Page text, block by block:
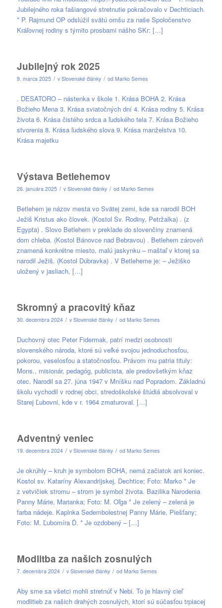
Jubilejného roka fašiangové stretnutie pokračovalo v Dechticiach.
* P. Rajmund OP odslúžil svätú omšu za naše Spoločenstvo
Kráľovnej rodiny s týmito prosbami nášho SKr: […]
Jubilejný rok 2025
9. marca 2025 / v Slovenské články / od Marko Semes
. DESATORO – nástenka v škole 1. Krása BOHA 2. Krása
Božieho Mena 3. Krása sviatočných dní 4. Krása rodiny 5. Krása
života 6. Krása čistého srdca a ľudského tela 7. Krása Božieho
stvorenia 8. Krása ľudského slova 9. Krása manželstva 10.
Krása majetku
Výstava Betlehemov
26. januára 2025 / v Slovenské články / od Marko Semes
Betlehem je názov mesta vo Svätej zemi, kde sa narodil BOH
Ježiš Kristus ako človek. (Kostol Sv. Rodiny, Petržalka) . (z
Egypta) . Slovo Betlehem v preklade do slovenčiny znamená
dom chleba. (Kostol Bánovce nad Bebravou) . Betlehem zároveň
znamená konkrétne miesto, malú jaskynku – maštaľ v ktorej sa
narodil Ježiš. (Kostol Dúbravka) . V Betleheme je: – Ježiško
uložený v jasliach, […]
Skromný a pracovitý kňaz
30. decembra 2024 / v Slovenské články / od Marko Semes
Duchovný otec Peter Fidermak, patrí medzi osobnosti
slovenského národa, ktoré sú veľké svojou jednoduchosťou,
pokorou, veselosťou a statočnosťou. Právom mu patria tituly:
Mons., misionár, pedagóg, publicista, ale predovšetkým kňaz
otec. Narodil sa 27. júna 1947 v Mníšku nad Popradom. Základnú
školu vychodil v rodnej obci, stredoškolské štúdiá absolvoval v
Starej Ľubovni, kde v r. 1964 zmaturoval. […]
Adventný veniec
19. decembra 2024 / v Slovenské články / od Marko Semes
Je okrúhly – kruh je symbolom BOHA, nemá začiatok ani koniec.
Kostol sv. Kataríny Alexandrijskej, Dechtice; Foto: Marko * Je
z vetvičiek stromu – strom je symbol života. Bazilika Narodenia
Panny Márie, Marianka; Foto: M. Oľga * Je zelený – zelená je
farba nádeje. Kaplnka Sedembolestnej Panny Márie, Piešťany;
Foto: M. Ľubomíra Ď. * Je ozdobený – […]
Modlitba za našich zosnulých
7. decembra 2024 / v Slovenské články / od Marko Semes
Aby sme sa všetci mohli stretnúť v Nebi. To je hlavný cieľ
modlitieb za našich drahých zosnulých, ktorí sú súčasťou trpiacej